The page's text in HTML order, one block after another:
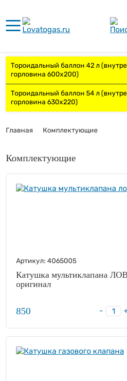
Тороидальный баллон 42 л
горловина 600х200)
Тороидальный баллон 54 л
горловина 630х220)
Главная Комплектующие
Комплектующие
Артикул: 4065005
Катушка мультиклапана
оригинал
850 -